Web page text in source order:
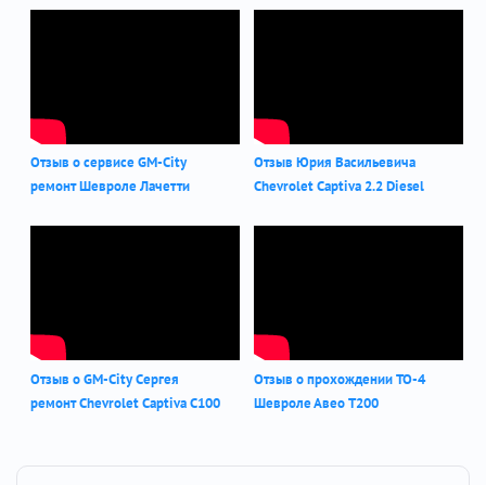
Отзыв о сервисе GM-City
ремонт Шевроле Лачетти
Отзыв Юрия Васильевича
Chevrolet Captiva 2.2 Diesel
Отзыв о GM-City Сергея
ремонт Chevrolet Captiva С100
Отзыв о прохождении ТО-4
Шевроле Авео Т200